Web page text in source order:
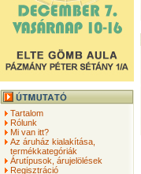
Tartalom
Rólunk
Mi van itt?
Az áruház kialakítása,
termékkategóriák
Árutípusok, árujelölések
Regisztráció